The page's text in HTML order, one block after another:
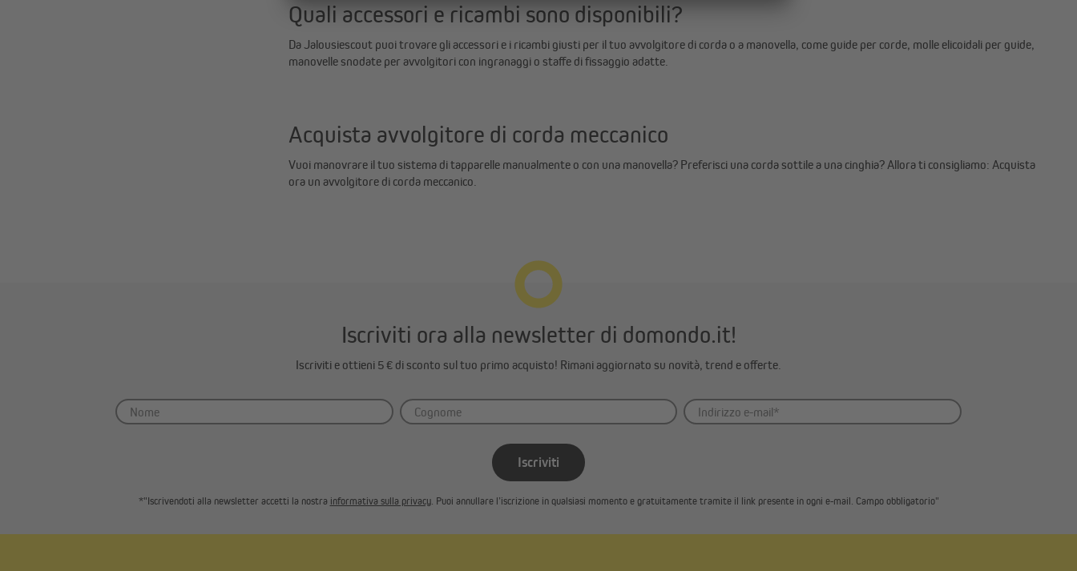
Quali accessori e ricambi sono disponibili?
Da Jalousiescout puoi trovare gli accessori e i ricambi giusti per il tuo avvolgitore di corda o a manovella, come guide per corde, molle elicoidali per guide,
manovelle snodate per avvolgitori con ingranaggi o staffe di fissaggio adatte.
Acquista avvolgitore di corda meccanico
Vuoi manovrare il tuo sistema di tapparelle manualmente o con una manovella? Preferisci una corda sottile a una cinghia? Allora ti consigliamo: Acquista
ora un avvolgitore di corda meccanico.
Iscriviti ora alla newsletter di domondo.it!
Iscriviti e ottieni 5 € di sconto sul tuo primo acquisto! Rimani aggiornato su novità, trend e offerte.
Iscriviti
*"Iscrivendoti alla newsletter accetti la nostra informativa sulla privacy. Puoi annullare l’iscrizione in qualsiasi momento e gratuitamente tramite il link presente in ogni e-mail. Campo obbligatorio"